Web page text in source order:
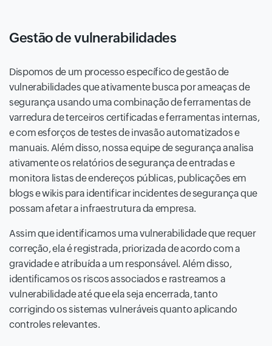
Gestão de vulnerabilidades
Dispomos de um processo específico de gestão de
vulnerabilidades que ativamente busca por ameaças de
segurança usando uma combinação de ferramentas de
varredura de terceiros certificadas e ferramentas internas,
e com esforços de testes de invasão automatizados e
manuais. Além disso, nossa equipe de segurança analisa
ativamente os relatórios de segurança de entradas e
monitora listas de endereços públicas, publicações em
blogs e wikis para identificar incidentes de segurança que
possam afetar a infraestrutura da empresa.
Assim que identificamos uma vulnerabilidade que requer
correção, ela é registrada, priorizada de acordo com a
gravidade e atribuída a um responsável. Além disso,
identificamos os riscos associados e rastreamos a
vulnerabilidade até que ela seja encerrada, tanto
corrigindo os sistemas vulneráveis quanto aplicando
controles relevantes.